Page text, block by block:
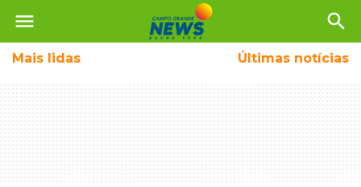
menu search
Mais lidas Últimas notícias